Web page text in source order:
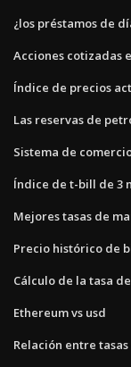
¿los préstamos de
Acciones cotizadas
Índice de precios
Las reservas de
Sistema de
Índice de t-bill de 3
Mejores tasas de
Precio histórico de
Cálculo de la tasa
Ethereum vs usd
Relación entre